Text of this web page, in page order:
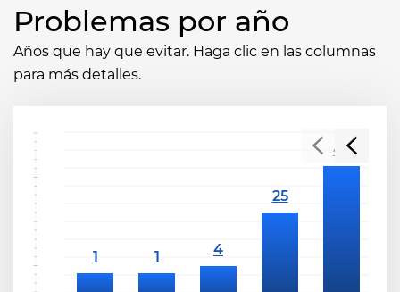
Problemas por año
Años que hay que evitar. Haga clic en las columnas
para más detalles.